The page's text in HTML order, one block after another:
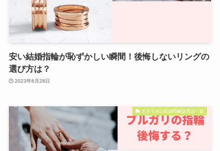
安い結婚指輪が恥ずかしい瞬間！後悔しないリングの
選び方は？
2023年6月28日
おすすめの結婚指輪販売店一覧